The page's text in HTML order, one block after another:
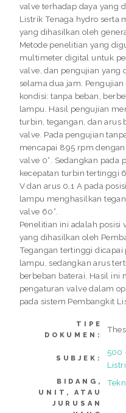
valve terhadap daya yang
Listrik Tenaga hydro serta
yang dihasilkan oleh
Metode penelitian yang
multimeter digital untuk
valve, dan pengujian yang
selama dua jam.
kondisi: tanpa beban,
lampu. Hasil pengujian
turbin, tegangan, dan arus
valve. Pada pengujian
mencapai 895 rpm
valve 0°. Sedangkan pada
kecepatan turbin tertinggi
V dan arus 0,1 A pada
lampu menghasilkan
valve 60°.
Penelitian ini adalah
yang dihasilkan oleh
Tegangan tertinggi
lampu, sedangkan arus
berbeban baterai. Hasil ini
pengaturan valve dalam
pada sistem Pembangkit
TIPE
DOKUMEN:
SUBJEK:
500
BIDANG,
UNIT, ATAU
JURUSAN